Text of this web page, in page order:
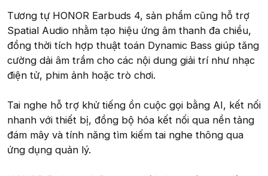
Tương tự HONOR Earbuds 4, sản phẩm cũng hỗ trợ
Spatial Audio nhằm tạo hiệu ứng âm thanh đa chiều,
đồng thời tích hợp thuật toán Dynamic Bass giúp tăng
cường dải âm trầm cho các nội dung giải trí như nhạc
điện tử, phim ảnh hoặc trò chơi.
Tai nghe hỗ trợ khử tiếng ồn cuộc gọi bằng AI, kết nối
nhanh với thiết bị, đồng bộ hóa kết nối qua nền tảng
đám mây và tính năng tìm kiếm tai nghe thông qua
ứng dụng quản lý.